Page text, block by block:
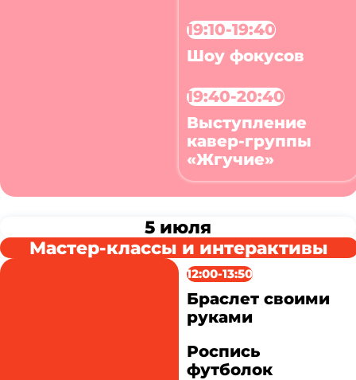
19:10-19:40
Шоу фокусов
19:40-20:40
Выступление
кавер-группы
«Жгучие»
5 июля
Мастер-классы и интерактивы
12:00-13:50
Браслет своими
руками
Роспись
футболок